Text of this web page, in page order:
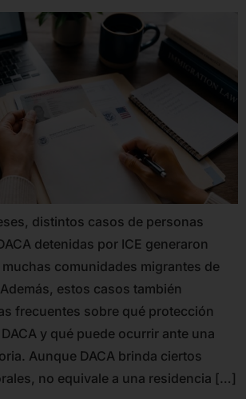
distintos casos de personas
detenidas por ICE generaron
comunidades migrantes de
estos casos también
frecuentes sobre qué protección
y qué puede ocurrir ante una
Aunque DACA brinda ciertos
no equivale a una residencia […]